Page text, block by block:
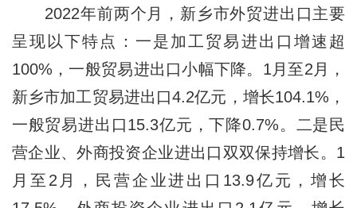
2022年前两个月，新乡市外贸进出口主要
呈现以下特点：一是加工贸易进出口增速超
100%，一般贸易进出口小幅下降。1月至2月，
新乡市加工贸易进出口4.2亿元，增长104.1%，
一般贸易进出口15.3亿元，下降0.7%。二是民
营企业、外商投资企业进出口双双保持增长。1
月至2月，民营企业进出口13.9亿元，增长